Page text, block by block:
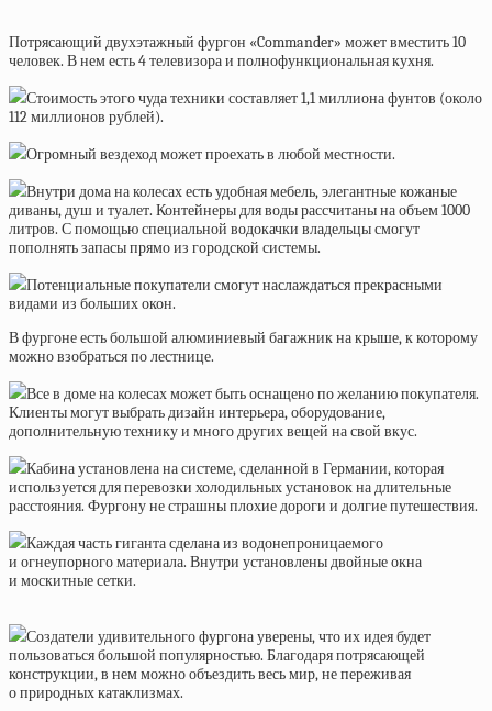
Потрясающий двухэтажный фургон «Commander» может вместить 10
человек. В нем есть 4 телевизора и полнофункциональная кухня.
Стоимость этого чуда техники составляет 1,1 миллиона фунтов (около
112 миллионов рублей).
Огромный вездеход может проехать в любой местности.
Внутри дома на колесах есть удобная мебель, элегантные кожаные
диваны, душ и туалет. Контейнеры для воды рассчитаны на объем 1000
литров. С помощью специальной водокачки владельцы смогут
пополнять запасы прямо из городской системы.
Потенциальные покупатели смогут наслаждаться прекрасными
видами из больших окон.
В фургоне есть большой алюминиевый багажник на крыше, к которому
можно взобраться по лестнице.
Все в доме на колесах может быть оснащено по желанию покупателя.
Клиенты могут выбрать дизайн интерьера, оборудование,
дополнительную технику и много других вещей на свой вкус.
Кабина установлена на системе, сделанной в Германии, которая
используется для перевозки холодильных установок на длительные
расстояния. Фургону не страшны плохие дороги и долгие путешествия.
Каждая часть гиганта сделана из водонепроницаемого
и огнеупорного материала. Внутри установлены двойные окна
и москитные сетки.
Создатели удивительного фургона уверены, что их идея будет
пользоваться большой популярностью. Благодаря потрясающей
конструкции, в нем можно объездить весь мир, не переживая
о природных катаклизмах.